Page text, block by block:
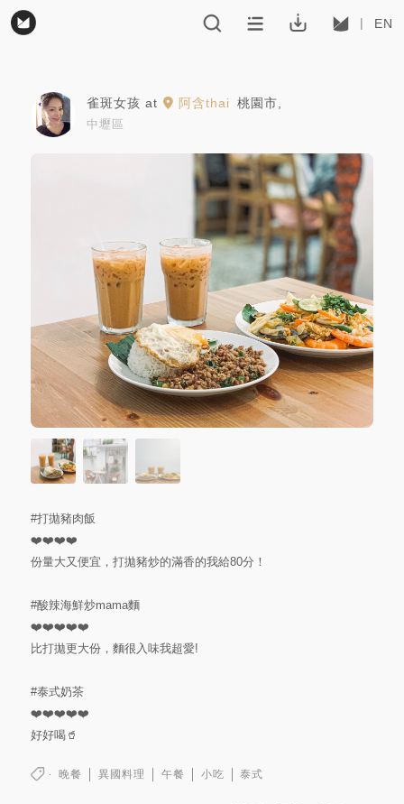
EN
雀斑女孩 at 阿含thai 桃園市
中壢區
#打拋豬肉飯
❤️❤️❤️❤️
份量大又便宜，打拋豬炒的滿香的我給80分！
#酸辣海鮮炒mama麵
❤️❤️❤️❤️❤️
比打拋更大份，麵很入味我超愛!
#泰式奶茶
❤️❤️❤️❤️❤️
好好喝🥤
晚餐 異國料理 午餐 小吃 泰式